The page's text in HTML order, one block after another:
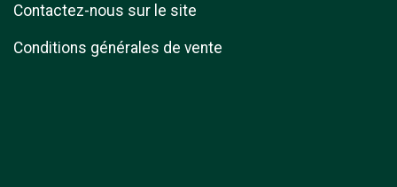
Contactez-nous sur le site
Conditions générales de vente